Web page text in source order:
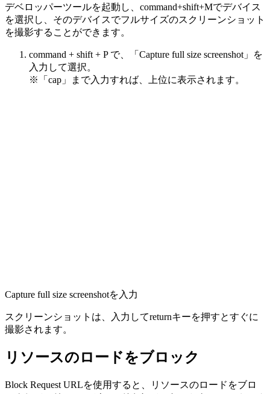
デベロッパーツールを起動し、command+shift+Mでデバイス
を選択し、そのデバイスでフルサイズのスクリーンショット
を撮影することができます。
command + shift + P で、「Capture full size screenshot」を
入力して選択。
※「cap」まで入力すれば、上位に表示されます。
Capture full size screenshotを入力
スクリーンショットは、入力してreturnキーを押すとすぐに
撮影されます。
リソースのロードをブロック
Block Request URLを使用すると、リソースのロードをブロ